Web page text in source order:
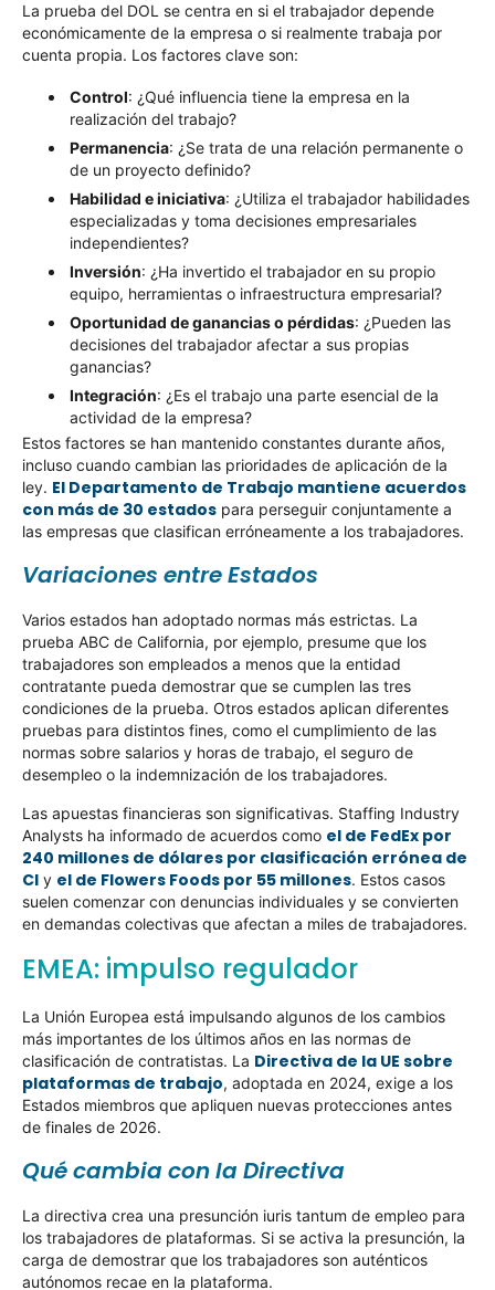
La prueba del DOL se centra en si el trabajador depende
económicamente de la empresa o si realmente trabaja por
cuenta propia. Los factores clave son:
Control: ¿Qué influencia tiene la empresa en la
realización del trabajo?
Permanencia: ¿Se trata de una relación permanente o
de un proyecto definido?
Habilidad e iniciativa: ¿Utiliza el trabajador habilidades
especializadas y toma decisiones empresariales
independientes?
Inversión: ¿Ha invertido el trabajador en su propio
equipo, herramientas o infraestructura empresarial?
Oportunidad de ganancias o pérdidas: ¿Pueden las
decisiones del trabajador afectar a sus propias
ganancias?
Integración: ¿Es el trabajo una parte esencial de la
actividad de la empresa?
Estos factores se han mantenido constantes durante años,
incluso cuando cambian las prioridades de aplicación de la
ley. El Departamento de Trabajo mantiene acuerdos
con más de 30 estados para perseguir conjuntamente a
las empresas que clasifican erróneamente a los trabajadores.
Variaciones entre Estados
Varios estados han adoptado normas más estrictas. La
prueba ABC de California, por ejemplo, presume que los
trabajadores son empleados a menos que la entidad
contratante pueda demostrar que se cumplen las tres
condiciones de la prueba. Otros estados aplican diferentes
pruebas para distintos fines, como el cumplimiento de las
normas sobre salarios y horas de trabajo, el seguro de
desempleo o la indemnización de los trabajadores.
Las apuestas financieras son significativas. Staffing Industry
Analysts ha informado de acuerdos como el de FedEx por
240 millones de dólares por clasificación errónea de
CI y el de Flowers Foods por 55 millones. Estos casos
suelen comenzar con denuncias individuales y se convierten
en demandas colectivas que afectan a miles de trabajadores.
EMEA: impulso regulador
La Unión Europea está impulsando algunos de los cambios
más importantes de los últimos años en las normas de
clasificación de contratistas. La Directiva de la UE sobre
plataformas de trabajo, adoptada en 2024, exige a los
Estados miembros que apliquen nuevas protecciones antes
de finales de 2026.
Qué cambia con la Directiva
La directiva crea una presunción iuris tantum de empleo para
los trabajadores de plataformas. Si se activa la presunción, la
carga de demostrar que los trabajadores son auténticos
autónomos recae en la plataforma.